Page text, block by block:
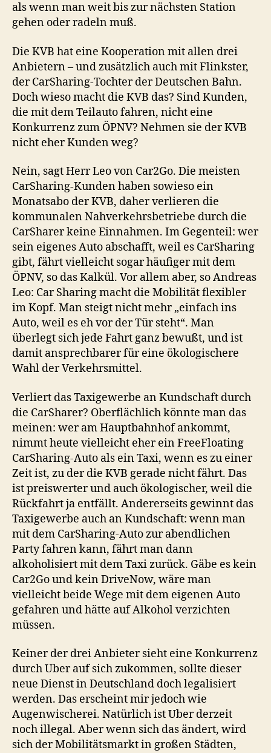
als wenn man weit bis zur nächsten Station
gehen oder radeln muß.
Die KVB hat eine Kooperation mit allen drei
Anbietern – und zusätzlich auch mit Flinkster,
der CarSharing-Tochter der Deutschen Bahn.
Doch wieso macht die KVB das? Sind Kunden,
die mit dem Teilauto fahren, nicht eine
Konkurrenz zum ÖPNV? Nehmen sie der KVB
nicht eher Kunden weg?
Nein, sagt Herr Leo von Car2Go. Die meisten
CarSharing-Kunden haben sowieso ein
Monatsabo der KVB, daher verlieren die
kommunalen Nahverkehrsbetriebe durch die
CarSharer keine Einnahmen. Im Gegenteil: wer
sein eigenes Auto abschafft, weil es CarSharing
gibt, fährt vielleicht sogar häufiger mit dem
ÖPNV, so das Kalkül. Vor allem aber, so Andreas
Leo: Car Sharing macht die Mobilität flexibler
im Kopf. Man steigt nicht mehr „einfach ins
Auto, weil es eh vor der Tür steht“. Man
überlegt sich jede Fahrt ganz bewußt, und ist
damit ansprechbarer für eine ökologischere
Wahl der Verkehrsmittel.
Verliert das Taxigewerbe an Kundschaft durch
die CarSharer? Oberflächlich könnte man das
meinen: wer am Hauptbahnhof ankommt,
nimmt heute vielleicht eher ein FreeFloating
CarSharing-Auto als ein Taxi, wenn es zu einer
Zeit ist, zu der die KVB gerade nicht fährt. Das
ist preiswerter und auch ökologischer, weil die
Rückfahrt ja entfällt. Andererseits gewinnt das
Taxigewerbe auch an Kundschaft: wenn man
mit dem CarSharing-Auto zur abendlichen
Party fahren kann, fährt man dann
alkoholisiert mit dem Taxi zurück. Gäbe es kein
Car2Go und kein DriveNow, wäre man
vielleicht beide Wege mit dem eigenen Auto
gefahren und hätte auf Alkohol verzichten
müssen.
Keiner der drei Anbieter sieht eine Konkurrenz
durch Uber auf sich zukommen, sollte dieser
neue Dienst in Deutschland doch legalisiert
werden. Das erscheint mir jedoch wie
Augenwischerei. Natürlich ist Uber derzeit
noch illegal. Aber wenn sich das ändert, wird
sich der Mobilitätsmarkt in großen Städten,